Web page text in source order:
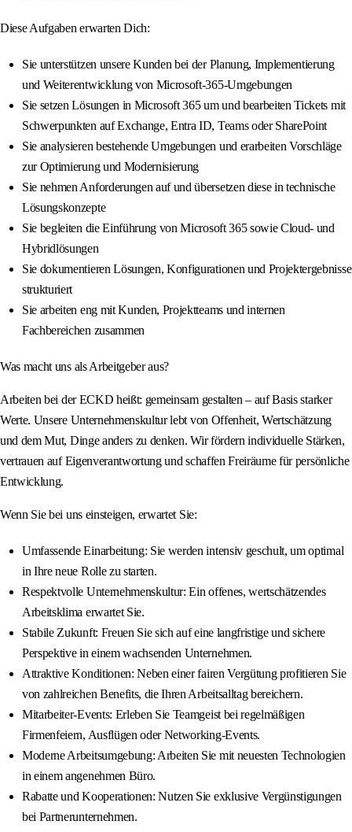
Diese Aufgaben erwarten Dich:
Sie unterstützen unsere Kunden bei der Planung, Implementierung
und Weiterentwicklung von Microsoft‑365-Umgebungen
Sie setzen Lösungen in Microsoft 365 um und bearbeiten Tickets mit
Schwerpunkten auf Exchange, Entra ID, Teams oder SharePoint
Sie analysieren bestehende Umgebungen und erarbeiten Vorschläge
zur Optimierung und Modernisierung
Sie nehmen Anforderungen auf und übersetzen diese in technische
Lösungskonzepte
Sie begleiten die Einführung von Microsoft 365 sowie Cloud‑ und
Hybridlösungen
Sie dokumentieren Lösungen, Konfigurationen und Projektergebnisse
strukturiert
Sie arbeiten eng mit Kunden, Projektteams und internen
Fachbereichen zusammen
Was macht uns als Arbeitgeber aus?
Arbeiten bei der ECKD heißt: gemeinsam gestalten – auf Basis starker
Werte. Unsere Unternehmenskultur lebt von Offenheit, Wertschätzung
und dem Mut, Dinge anders zu denken. Wir fördern individuelle Stärken,
vertrauen auf Eigenverantwortung und schaffen Freiräume für persönliche
Entwicklung.
Wenn Sie bei uns einsteigen, erwartet Sie:
Umfassende Einarbeitung: Sie werden intensiv geschult, um optimal
in Ihre neue Rolle zu starten.
Respektvolle Unternehmenskultur: Ein offenes, wertschätzendes
Arbeitsklima erwartet Sie.
Stabile Zukunft: Freuen Sie sich auf eine langfristige und sichere
Perspektive in einem wachsenden Unternehmen.
Attraktive Konditionen: Neben einer fairen Vergütung profitieren Sie
von zahlreichen Benefits, die Ihren Arbeitsalltag bereichern.
Mitarbeiter-Events: Erleben Sie Teamgeist bei regelmäßigen
Firmenfeiern, Ausflügen oder Networking-Events.
Moderne Arbeitsumgebung: Arbeiten Sie mit neuesten Technologien
in einem angenehmen Büro.
Rabatte und Kooperationen: Nutzen Sie exklusive Vergünstigungen
bei Partnerunternehmen.